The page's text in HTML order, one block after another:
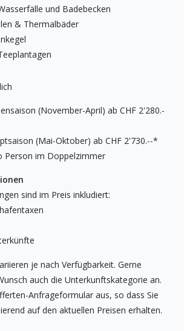
und Badebecken
& Thermalbäder
(November-April) ab CHF 2'280.-
(Mai-Oktober) ab CHF 2'730.--*
Person im Doppelzimmer
sind im Preis inkludiert:
je nach Verfügbarkeit. Gerne
auch die Unterkunftskategorie an.
Anfrageformular aus, so dass Sie
auf den aktuellen Preisen erhalten.